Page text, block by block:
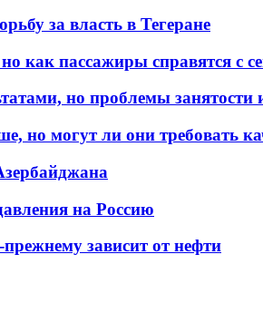
за власть в Тегеране
как пассажиры справятся с
но проблемы занятости
но могут ли они требовать
на Россию
зависит от нефти